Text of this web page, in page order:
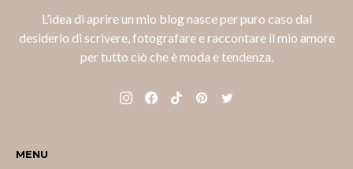
L’idea di aprire un mio blog nasce per puro caso dal
desiderio di scrivere, fotografare e raccontare il mio amore
per tutto ciò che è moda e tendenza.
MENU